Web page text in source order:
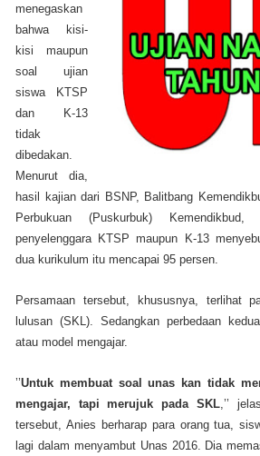
menegaskan
bahwa kisi-
kisi maupun
soal ujian
siswa KTSP
dan K-13
tidak
dibedakan.
Menurut dia,
hasil kajian dari BSNP, Balitbang
Perbukuan (Puskurbuk)
penyelenggara KTSP maupun K-13
dua kurikulum itu mencapai 95 persen.
Persamaan tersebut, khususnya, terlihat
lulusan (SKL). Sedangkan perbedaan
atau model mengajar.
’’Untuk membuat soal unas kan tidak
mengajar, tapi merujuk pada SKL,’’
tersebut, Anies berharap para orang tua,
lagi dalam menyambut Unas 2016. Dia